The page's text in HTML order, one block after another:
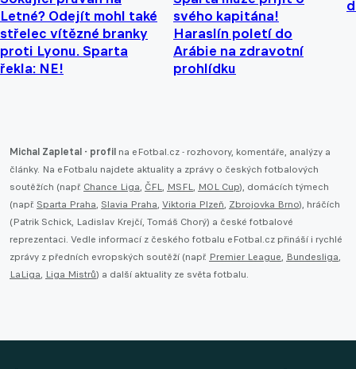
Letné? Odejít mohl také
střelec vítězné branky
proti Lyonu. Sparta
řekla: NE!
svého kapitána!
Haraslín poletí do
Arábie na zdravotní
prohlídku
Michal Zapletal - profil na eFotbal.cz - rozhovory, komentáře, analýzy a
články. Na eFotbalu najdete aktuality a zprávy o českých fotbalových
soutěžích (např. Chance Liga, ČFL, MSFL, MOL Cup), domácích týmech
(např. Sparta Praha, Slavia Praha, Viktoria Plzeň, Zbrojovka Brno), hráčích
(Patrik Schick, Ladislav Krejčí, Tomáš Chorý) a české fotbalové
reprezentaci. Vedle informací z českého fotbalu eFotbal.cz přináší i rychlé
zprávy z předních evropských soutěží (např. Premier League, Bundesliga,
LaLiga, Liga Mistrů) a další aktuality ze světa fotbalu.